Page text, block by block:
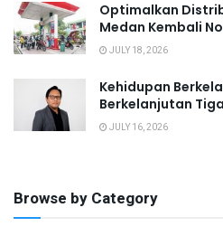
Optimalkan
Medan Kembali
JULY 18, 2026
Kehidupan
Berkelanjutan
JULY 16, 2026
Browse by Category